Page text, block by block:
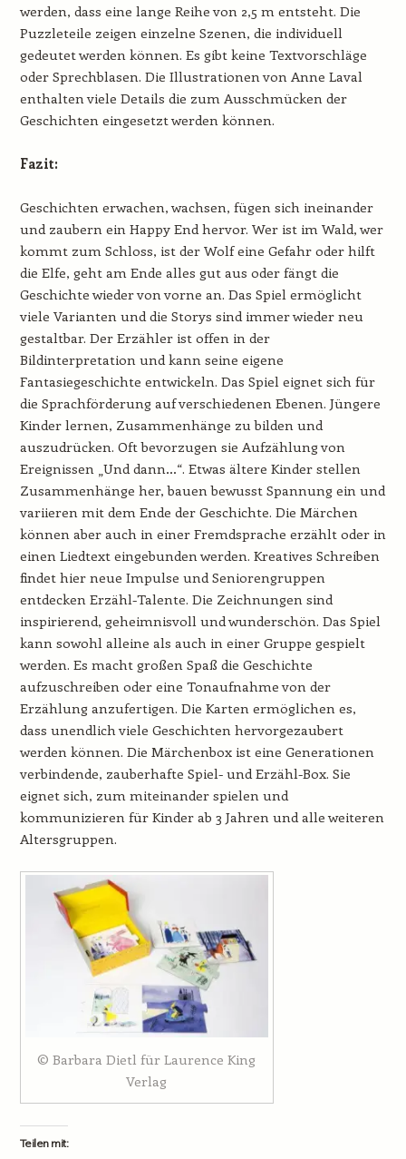
werden, dass eine lange Reihe von 2,5 m entsteht. Die
Puzzleteile zeigen einzelne Szenen, die individuell
gedeutet werden können. Es gibt keine Textvorschläge
oder Sprechblasen. Die Illustrationen von Anne Laval
enthalten viele Details die zum Ausschmücken der
Geschichten eingesetzt werden können.
Fazit:
Geschichten erwachen, wachsen, fügen sich ineinander
und zaubern ein Happy End hervor. Wer ist im Wald, wer
kommt zum Schloss, ist der Wolf eine Gefahr oder hilft
die Elfe, geht am Ende alles gut aus oder fängt die
Geschichte wieder von vorne an. Das Spiel ermöglicht
viele Varianten und die Storys sind immer wieder neu
gestaltbar. Der Erzähler ist offen in der
Bildinterpretation und kann seine eigene
Fantasiegeschichte entwickeln. Das Spiel eignet sich für
die Sprachförderung auf verschiedenen Ebenen. Jüngere
Kinder lernen, Zusammenhänge zu bilden und
auszudrücken. Oft bevorzugen sie Aufzählung von
Ereignissen „Und dann…“. Etwas ältere Kinder stellen
Zusammenhänge her, bauen bewusst Spannung ein und
variieren mit dem Ende der Geschichte. Die Märchen
können aber auch in einer Fremdsprache erzählt oder in
einen Liedtext eingebunden werden. Kreatives Schreiben
findet hier neue Impulse und Seniorengruppen
entdecken Erzähl-Talente. Die Zeichnungen sind
inspirierend, geheimnisvoll und wunderschön. Das Spiel
kann sowohl alleine als auch in einer Gruppe gespielt
werden. Es macht großen Spaß die Geschichte
aufzuschreiben oder eine Tonaufnahme von der
Erzählung anzufertigen. Die Karten ermöglichen es,
dass unendlich viele Geschichten hervorgezaubert
werden können. Die Märchenbox ist eine Generationen
verbindende, zauberhafte Spiel- und Erzähl-Box. Sie
eignet sich, zum miteinander spielen und
kommunizieren für Kinder ab 3 Jahren und alle weiteren
Altersgruppen.
© Barbara Dietl für Laurence King
Verlag
Teilen mit: